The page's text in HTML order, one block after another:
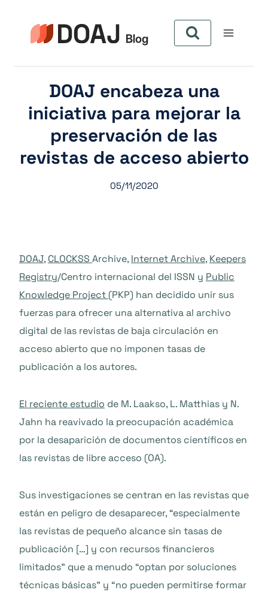
content
DOAJ encabeza una
iniciativa para mejorar la
preservación de las
revistas de acceso abierto
05/11/2020
DOAJ, CLOCKSS Archive, Internet Archive, Keepers
Registry/Centro internacional del ISSN y Public
Knowledge Project (PKP) han decidido unir sus
fuerzas para ofrecer una alternativa al archivo
digital de las revistas de baja circulación en
acceso abierto que no imponen tasas de
publicación a los autores.
El reciente estudio de M. Laakso, L. Matthias y N.
Jahn ha reavivado la preocupación académica
por la desaparición de documentos científicos en
las revistas de libre acceso (OA).
Sus investigaciones se centran en las revistas que
están en peligro de desaparecer, “especialmente
las revistas de pequeño alcance sin tasas de
publicación […] y con recursos financieros
limitados” que a menudo “optan por soluciones
técnicas básicas” y “no pueden permitirse formar